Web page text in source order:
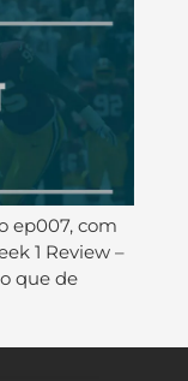
ep007, com
1 Review –
que de